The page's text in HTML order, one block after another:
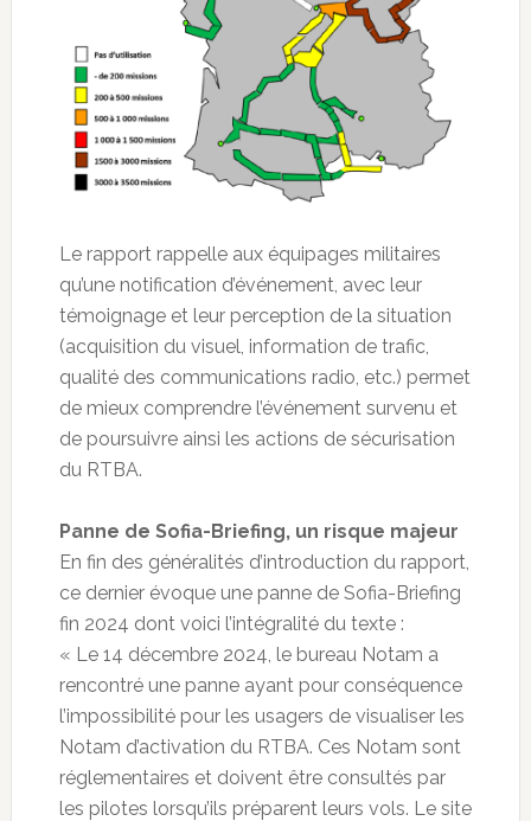
Le rapport rappelle aux équipages militaires
qu’une notification d’événement, avec leur
témoignage et leur perception de la situation
(acquisition du visuel, information de trafic,
qualité des communications radio, etc.) permet
de mieux comprendre l’événement survenu et
de poursuivre ainsi les actions de sécurisation
du RTBA.
Panne de Sofia-Briefing, un risque majeur
En fin des généralités d’introduction du rapport,
ce dernier évoque une panne de Sofia-Briefing
fin 2024 dont voici l’intégralité du texte :
« Le 14 décembre 2024, le bureau Notam a
rencontré une panne ayant pour conséquence
l’impossibilité pour les usagers de visualiser les
Notam d’activation du RTBA. Ces Notam sont
réglementaires et doivent être consultés par
les pilotes lorsqu’ils préparent leurs vols. Le site